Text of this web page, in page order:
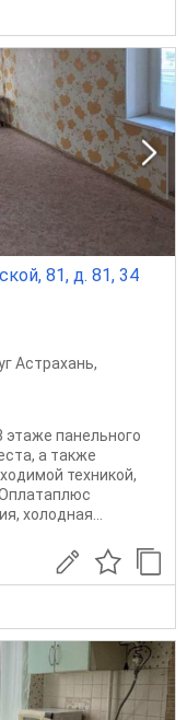
81, д. 81, 34
Астрахань,
этаже панельного
а также
техникой,
холодная...